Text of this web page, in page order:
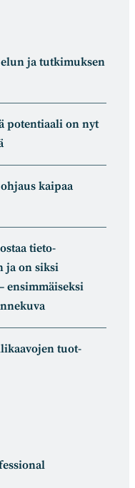
ja tutkimuksen
potentiaali on nyt
kaipaa
tieto­
ja on siksi
ensimmäiseksi
tuot­